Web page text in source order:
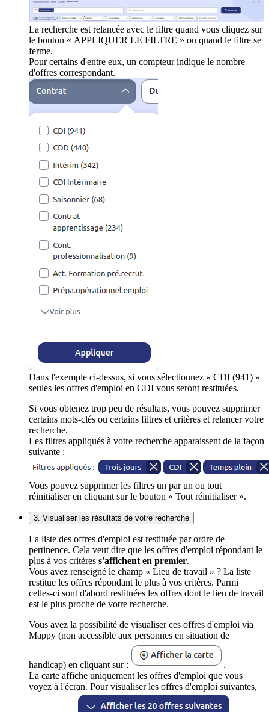
La recherche est relancée avec le filtre quand vous cliquez sur
le bouton « APPLIQUER LE FILTRE » ou quand le filtre se
ferme.
Pour certains d'entre eux, un compteur indique le nombre
d'offres correspondant.
Dans l'exemple ci-dessus, si vous sélectionnez « CDI (941) »
seules les offres d'emploi en CDI vous seront restituées.
Si vous obtenez trop peu de résultats, vous pouvez supprimer
certains mots-clés ou certains filtres et critères et relancer votre
recherche.
Les filtres appliqués à votre recherche apparaissent de la façon
suivante :
Vous pouvez supprimer les filtres un par un ou tout
réinitialiser en cliquant sur le bouton « Tout réinitialiser ».
3. Visualiser les résultats de votre recherche
La liste des offres d'emploi est restituée par ordre de
pertinence. Cela veut dire que les offres d'emploi répondant le
plus à vos critères s'affichent en premier.
Vous avez renseigné le champ « Lieu de travail » ? La liste
restitue les offres répondant le plus à vos critères. Parmi
celles-ci sont d'abord restituées les offres dont le lieu de travail
est le plus proche de votre recherche.
Vous avez la possibilité de visualiser ces offres d'emploi via
Mappy (non accessible aux personnes en situation de
handicap) en cliquant sur :
.
La carte affiche uniquement les offres d'emploi que vous
voyez à l'écran. Pour visualiser les offres d'emploi suivantes,